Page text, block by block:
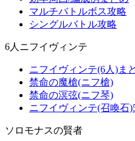
マルチバトルボス攻略
シングルバトル攻略
6人ニフイヴィンテ
ニフイヴィンテ(6人)ま
禁命の魔槍(ニフ槍)
禁命の溟弦(ニフ琴)
ニフイヴィンテ(召喚石
ソロモナスの賢者